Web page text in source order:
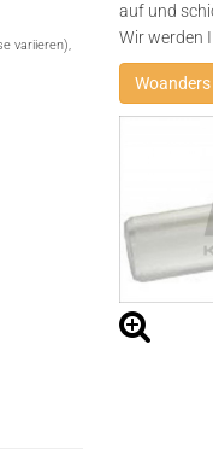
variieren),
auf und
Wir werden